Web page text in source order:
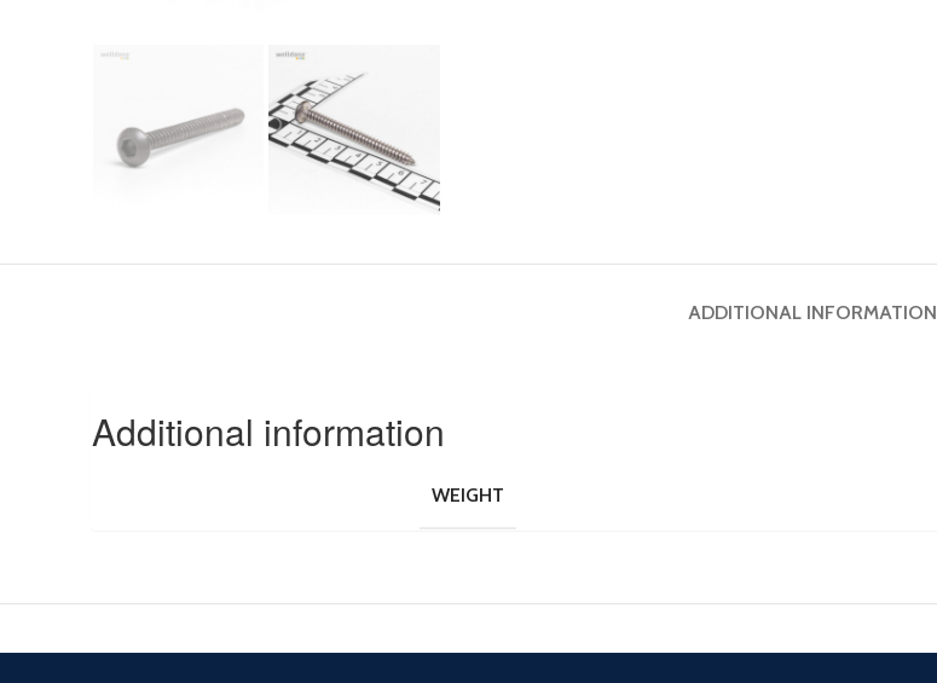
ADDITIONAL INFORMATION
Additional information
WEIGHT